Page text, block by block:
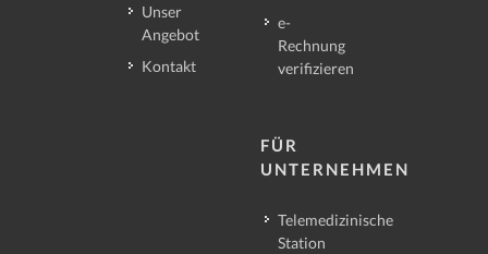
Unser
Angebot
Kontakt
e-
Rechnung
verifizieren
FÜR
UNTERNEHMEN
Telemedizinische
Station